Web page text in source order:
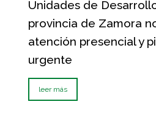
Unidades de
provincia de Zamora
atención presencial y
urgente
leer más